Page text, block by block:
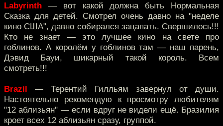
Labyrinth — вот какой должна быть Нормальная
Сказка для детей. Смотрел очень давно на "неделе
кино США", давно собирался зацапать. Свершилось!!!
Кто не знает — это лучшее кино на свете про
гоблинов. А королём у гоблинов там — наш парень,
Дэвид Бауи, шикарный такой король. Всем
смотреть!!!
Brazil — Терентий Гилльям завернул от души.
Настоятельно рекомендую к просмотру любителям
"12 аблизьян" — если вдруг не видели ещё. Бразилия
кроет всех 12 аблизьян сразу, группой.